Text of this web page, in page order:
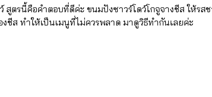
ตรนี้คือคำตอบที่ดีค่ะ ขนมปังซาวร์โดว์โกจูจางชีส ให้รส
ชีส ทำให้เป็นเมนูที่ไม่ควรพลาด มาดูวิธีทำกันเลยค่ะ